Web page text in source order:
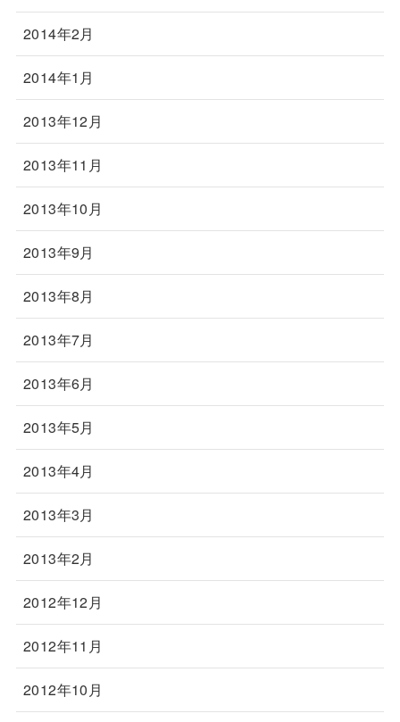
2014年2月
2014年1月
2013年12月
2013年11月
2013年10月
2013年9月
2013年8月
2013年7月
2013年6月
2013年5月
2013年4月
2013年3月
2013年2月
2012年12月
2012年11月
2012年10月